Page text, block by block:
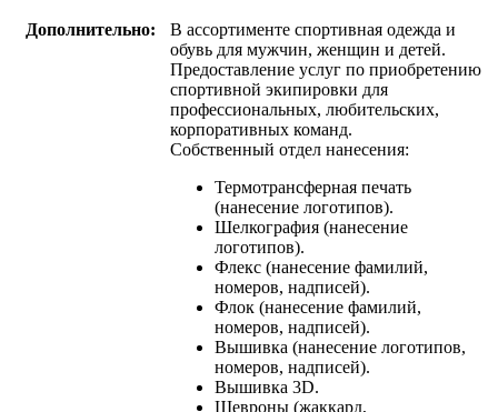
Дополнительно:
В ассортименте спортивная одежда и
обувь для мужчин, женщин и детей.
Предоставление услуг по приобретению
спортивной экипировки для
профессиональных, любительских,
корпоративных команд.
Собственный отдел нанесения:
Термотрансферная печать
(нанесение логотипов).
Шелкография (нанесение
логотипов).
Флекс (нанесение фамилий,
номеров, надписей).
Флок (нанесение фамилий,
номеров, надписей).
Вышивка (нанесение логотипов,
номеров, надписей).
Вышивка 3D.
Шевроны (жаккард,